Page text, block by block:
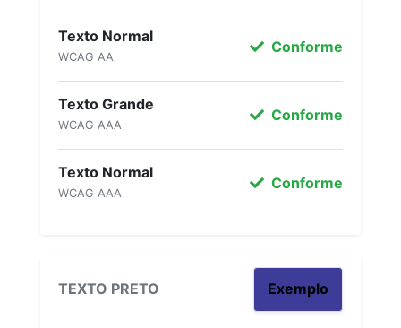
Texto Normal
WCAG AA
Conforme
Texto Grande
WCAG AAA
Conforme
Texto Normal
WCAG AAA
Conforme
TEXTO PRETO Exemplo